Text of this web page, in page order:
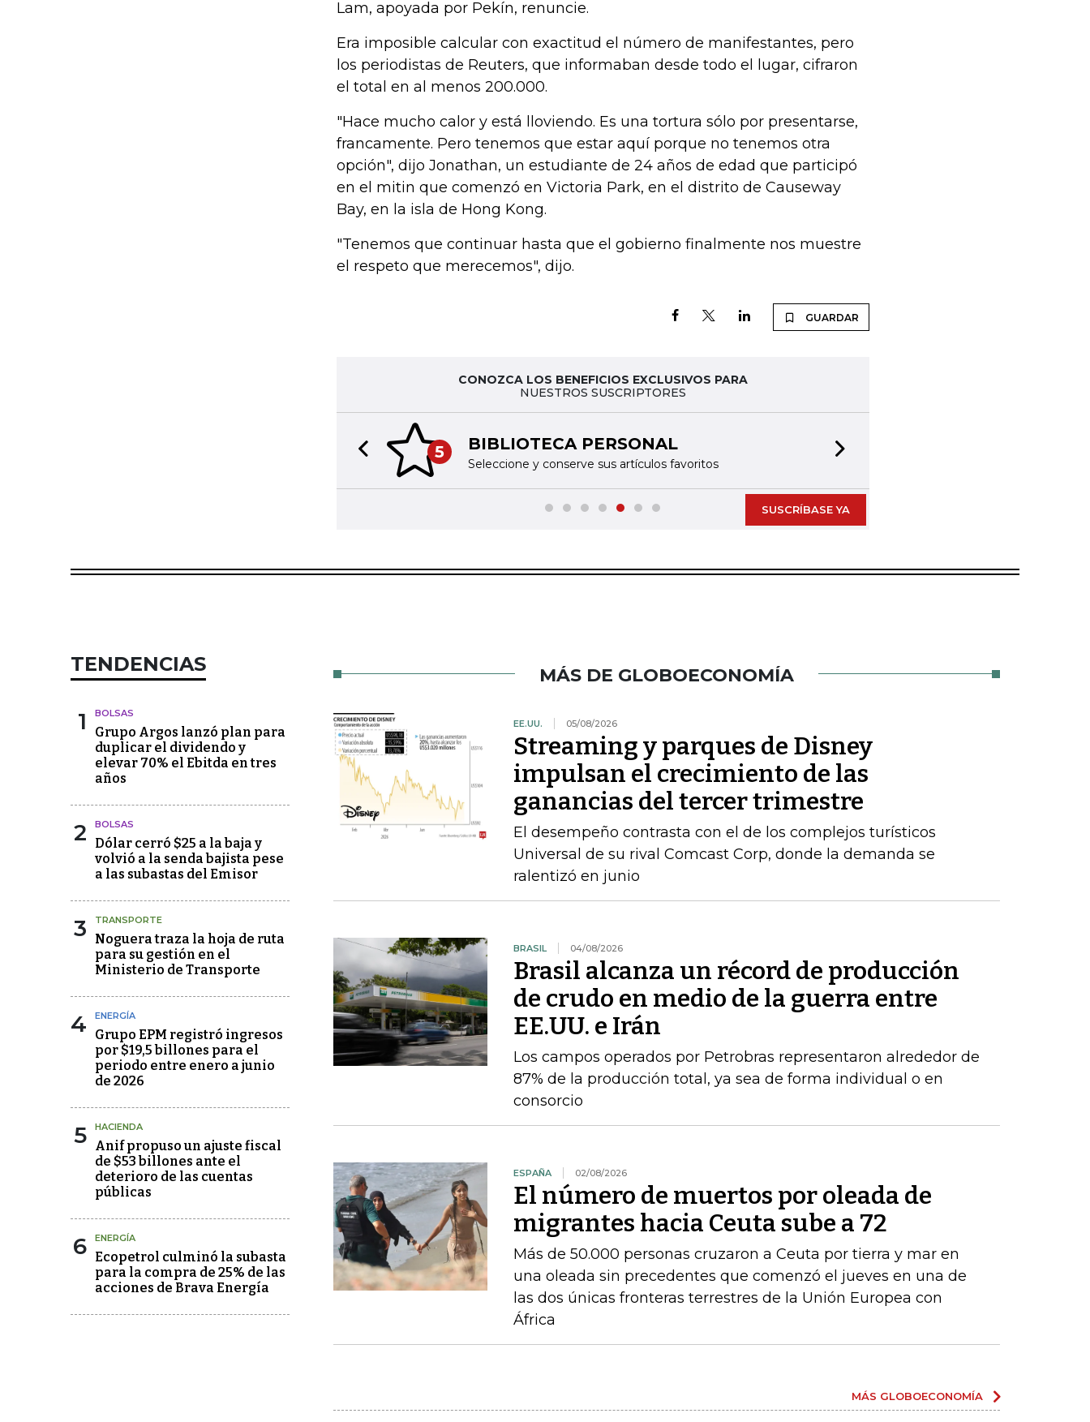
Lam, apoyada por Pekín, renuncie.
Era imposible calcular con exactitud el número de manifestantes, pero
los periodistas de Reuters, que informaban desde todo el lugar, cifraron
el total en al menos 200.000.
"Hace mucho calor y está lloviendo. Es una tortura sólo por presentarse,
francamente. Pero tenemos que estar aquí porque no tenemos otra
opción", dijo Jonathan, un estudiante de 24 años de edad que participó
en el mitin que comenzó en Victoria Park, en el distrito de Causeway
Bay, en la isla de Hong Kong.
"Tenemos que continuar hasta que el gobierno finalmente nos muestre
el respeto que merecemos", dijo.
GUARDAR
CONOZCA LOS BENEFICIOS EXCLUSIVOS PARA
NUESTROS SUSCRIPTORES
5 BIBLIOTECA PERSONAL
Seleccione y conserve sus artículos favoritos
Previous slide
SUSCRÍBASE YA
TENDENCIAS
1 BOLSAS
Grupo Argos lanzó plan para
duplicar el dividendo y
elevar 70% el Ebitda en tres
años
2 BOLSAS
Dólar cerró $25 a la baja y
volvió a la senda bajista pese
a las subastas del Emisor
3 TRANSPORTE
Noguera traza la hoja de ruta
para su gestión en el
Ministerio de Transporte
4 ENERGÍA
Grupo EPM registró ingresos
por $19,5 billones para el
periodo entre enero a junio
de 2026
5 HACIENDA
Anif propuso un ajuste fiscal
de $53 billones ante el
deterioro de las cuentas
públicas
6 ENERGÍA
Ecopetrol culminó la subasta
para la compra de 25% de las
acciones de Brava Energía
MÁS DE GLOBOECONOMÍA
EE.UU. 05/08/2026
Streaming y parques de Disney
impulsan el crecimiento de las
ganancias del tercer trimestre
El desempeño contrasta con el de los complejos turísticos
Universal de su rival Comcast Corp, donde la demanda se
ralentizó en junio
BRASIL 04/08/2026
Brasil alcanza un récord de producción
de crudo en medio de la guerra entre
EE.UU. e Irán
Los campos operados por Petrobras representaron alrededor de
87% de la producción total, ya sea de forma individual o en
consorcio
ESPAÑA 02/08/2026
El número de muertos por oleada de
migrantes hacia Ceuta sube a 72
Más de 50.000 personas cruzaron a Ceuta por tierra y mar en
una oleada sin precedentes que comenzó el jueves en una de
las dos únicas fronteras terrestres de la Unión Europea con
África
MÁS GLOBOECONOMÍA